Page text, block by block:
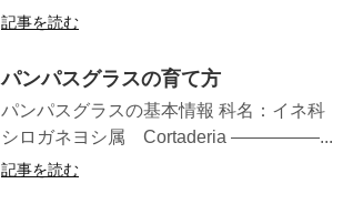
記事を読む
パンパスグラスの育て方
パンパスグラスの基本情報 科名：イ
シロガネヨシ属 Cortaderia —————...
記事を読む